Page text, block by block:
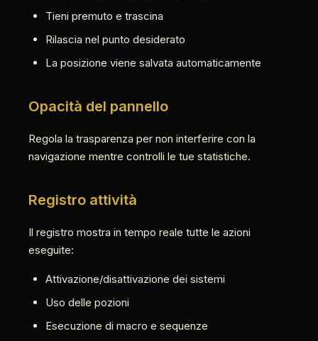
Tieni premuto e trascina
Rilascia nel punto desiderato
La posizione viene salvata automaticamente
Opacità del pannello
Regola la trasparenza per non interferire con la
navigazione mentre controlli le tue statistiche.
Registro attività
Il registro mostra in tempo reale tutte le azioni
eseguite:
Attivazione/disattivazione dei sistemi
Uso delle pozioni
Esecuzione di macro e sequenze